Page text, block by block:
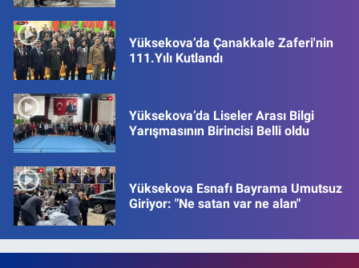
Yüksekova’da Çanakkale Zaferi'nin
111.Yılı Kutlandı
Yüksekova’da Liseler Arası Bilgi
Yarışmasının Birincisi Belli oldu
Yüksekova Esnafı Bayrama Umutsuz
Giriyor: "Ne satan var ne alan"